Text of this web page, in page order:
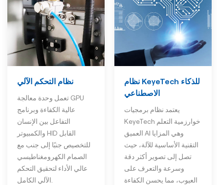
نظام التحكم الآلي
تعمل وحدة معالجة GPU
عالية الكفاءة وبرنامج
التفاعل بين الإنسان
والكمبيوتر HID القابل
للتخصيص جنبًا إلى جنب مع
الصمام الكهرومغناطيسي
عالي الأداء لتحقيق التحكم
نظام KeyeTech للذكاء
الاصطناعي
يعتمد نظام برمجيات
KeyeTech خوارزمية التعلم
العميق AI وهي المزايا
التقنية الأساسية للآلة، حيث
تصل إلى تصوير أكثر دقة
وسرعة والتعرف على
العيوب، مما يحسن الكفاءة